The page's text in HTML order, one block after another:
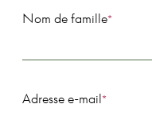
Nom de famille*
Adresse e-mail*